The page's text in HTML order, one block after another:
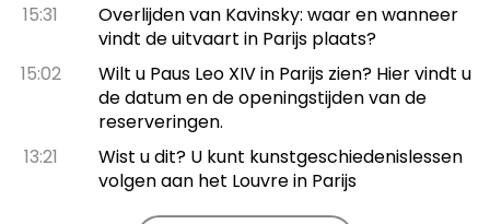
15:31
Overlijden van Kavinsky: waar en wanneer
vindt de uitvaart in Parijs plaats?
15:02
Wilt u Paus Leo XIV in Parijs zien? Hier vindt u
de datum en de openingstijden van de
reserveringen.
13:21
Wist u dit? U kunt kunstgeschiedenislessen
volgen aan het Louvre in Parijs